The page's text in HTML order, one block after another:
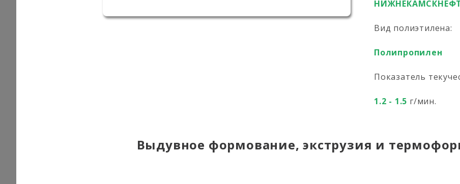
Вид полиэтилена:
Полипропилен
Показатель
1.2 - 1.5 г/мин.
Выдувное формование, экструзия и